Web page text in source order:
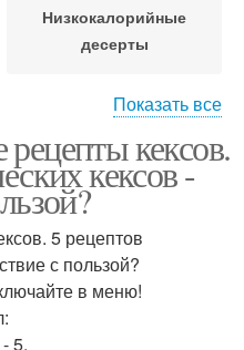
Низкокалорийные
десерты
Белковые кексы
Овощные кексы
Показать все
кексов.
кексов -
5 рецептов
с пользой?
в меню!
5.